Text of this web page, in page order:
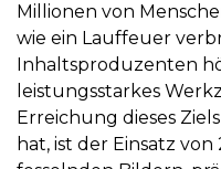
Millionen von
wie ein Lauffeuer
Inhaltsproduzenten
leistungsstarkes
Erreichung dieses
hat, ist der Einsatz